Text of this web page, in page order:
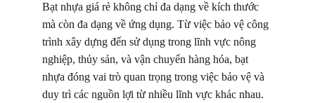
Bạt nhựa giá rẻ không chỉ đa dạng về kích thước
mà còn đa dạng về ứng dụng. Từ việc bảo vệ công
trình xây dựng đến sử dụng trong lĩnh vực nông
nghiệp, thủy sản, và vận chuyển hàng hóa, bạt
nhựa đóng vai trò quan trọng trong việc bảo vệ và
duy trì các nguồn lợi từ nhiều lĩnh vực khác nhau.